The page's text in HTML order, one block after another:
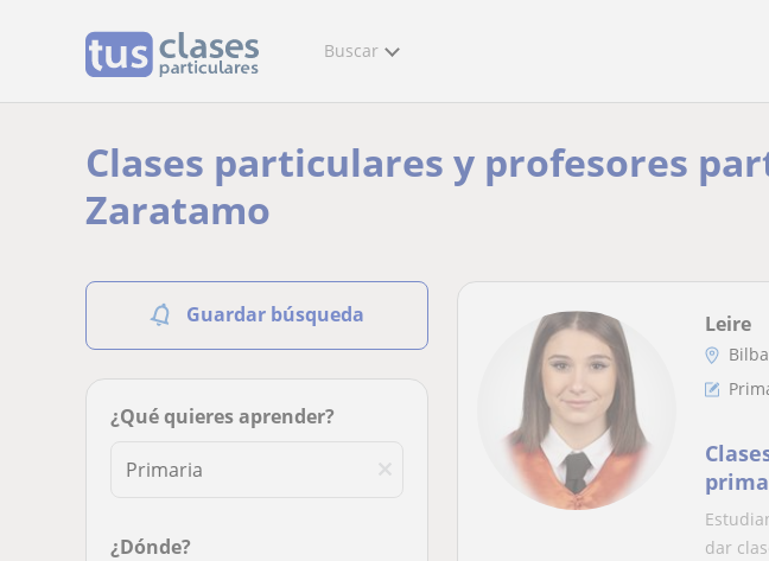
Buscar
Clases particulares y profesores
Zaratamo
Guardar búsqueda
¿Qué quieres aprender?
¿Dónde?
Leire
dar